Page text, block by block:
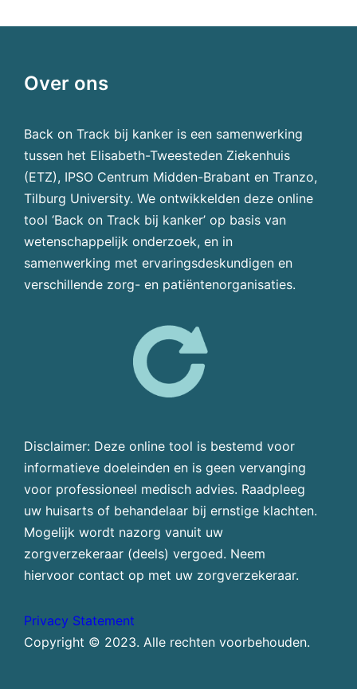
Over ons
Back on Track bij kanker is een samenwerking
tussen het Elisabeth-Tweesteden Ziekenhuis
(ETZ), IPSO Centrum Midden-Brabant en Tranzo,
Tilburg University. We ontwikkelden deze online
tool ‘Back on Track bij kanker’ op basis van
wetenschappelijk onderzoek, en in
samenwerking met ervaringsdeskundigen en
verschillende zorg- en patiëntenorganisaties.
Disclaimer: Deze online tool is bestemd voor
informatieve doeleinden en is geen vervanging
voor professioneel medisch advies. Raadpleeg
uw huisarts of behandelaar bij ernstige klachten.
Mogelijk wordt nazorg vanuit uw
zorgverzekeraar (deels) vergoed. Neem
hiervoor contact op met uw zorgverzekeraar.
Privacy Statement
Copyright © 2023. Alle rechten voorbehouden.